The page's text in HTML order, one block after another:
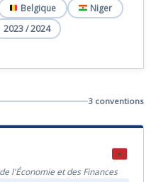
Belgique
Niger
2023 / 2024
3 conventions
l'Économie et des Finances